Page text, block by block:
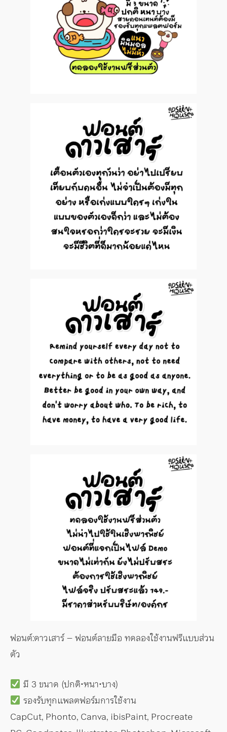
ฟอนต์:ดาวเสาร์ – ฟอนต์ลายมือ ทดลองใช้งานฟรีแบบส่วน
ตัว
มี 3 ขนาด (ปกติ•หนา•บาง)
รองรับทุกแพลตฟอร์มการใช้งาน
CapCut, Phonto, Canva, ibisPaint, Procreate